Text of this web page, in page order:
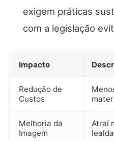
exigem práticas
com a legislação
Impacto
Redução de
Custos
Melhoria da
Imagem
Atraí